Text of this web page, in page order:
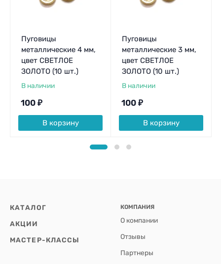
Пуговицы
металлические 4 мм,
цвет СВЕТЛОЕ
ЗОЛОТО (10 шт.)
В наличии
100 ₽
В корзину
Пуговицы
металлические 3 мм,
цвет СВЕТЛОЕ
ЗОЛОТО (10 шт.)
В наличии
100 ₽
В корзину
КАТАЛОГ
АКЦИИ
МАСТЕР-КЛАССЫ
КОМПАНИЯ
О компании
Отзывы
Партнеры